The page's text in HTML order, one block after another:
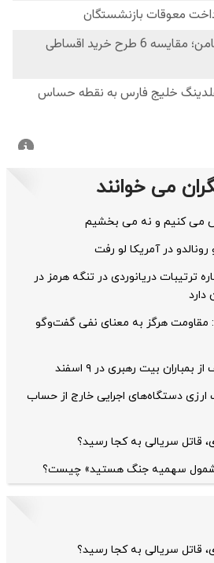
می خوانند
می کنیم و نه می بخشیم
در آمریکا لو رفت
ترتیبات دریانوردی در تنگه هرمز در
هرگز به معنای نفی گفت‌وگو
بیت رهبری در ۹ اسفند
۱۲۴ حساب ارزی دستگاه‌های اجرایی خارج از حساب
قاتل سریالی به کجا رسید؟
سهمیه جنگ هستید» چیست؟
قاتل سریالی به کجا رسید؟